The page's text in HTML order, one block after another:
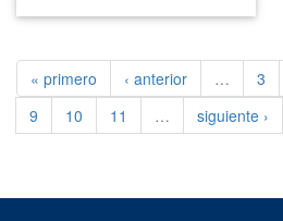
« primero ‹ anterior … 3
9
10 11 … siguiente ›